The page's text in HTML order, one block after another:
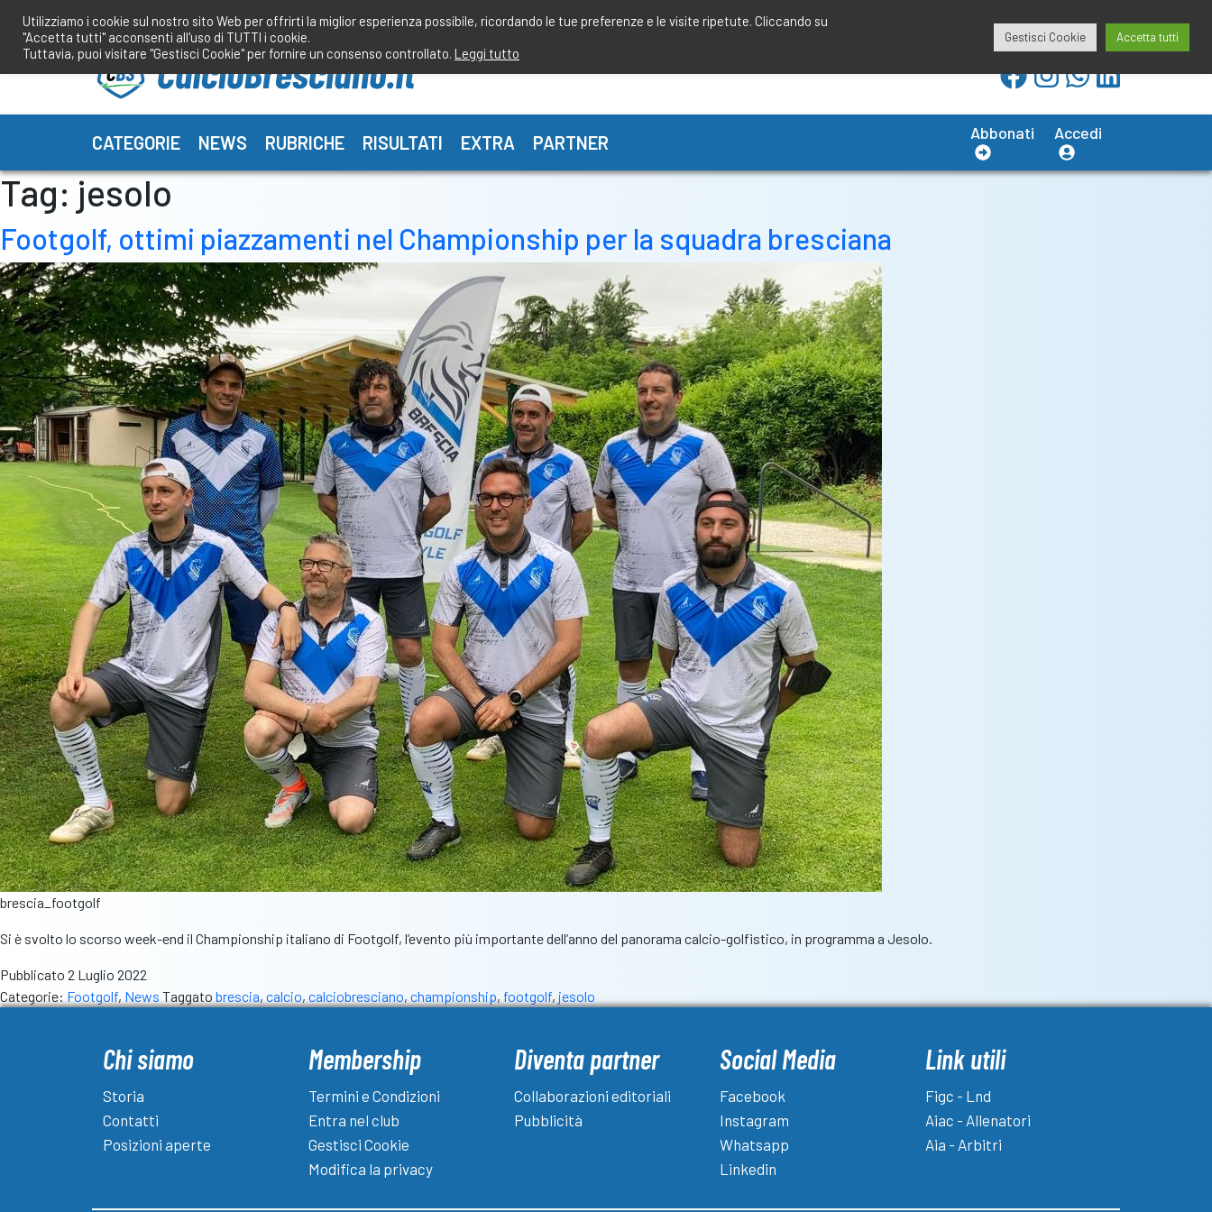
contenuto
redazione@calciobresciano.it
CATEGORIE NEWS RUBRICHE RISULTATI EXTRA PARTNER Abbonati Accedi
Tag: jesolo
Footgolf, ottimi piazzamenti nel Championship per la squadra bresciana
brescia_footgolf
Si è svolto lo scorso week-end il Championship italiano di Footgolf, l’evento più importante dell’anno del panorama calcio-golfistico, in programma a Jesolo.
Pubblicato 2 Luglio 2022
Categorie: Footgolf, News Taggato brescia, calcio, calciobresciano, championship, footgolf, jesolo
Chi siamo
Storia
Contatti
Posizioni aperte
Membership
Termini e Condizioni
Entra nel club
Gestisci Cookie
Modifica la privacy
Diventa partner
Collaborazioni editoriali
Pubblicità
Social Media
Facebook
Instagram
Whatsapp
Linkedin
Link utili
Figc - Lnd
Aiac - Allenatori
Aia - Arbitri
Utilizziamo i cookie sul nostro sito Web per offrirti la miglior esperienza possibile, ricordando le tue preferenze e le visite ripetute. Cliccando su
"Accetta tutti" acconsenti all'uso di TUTTI i cookie.
Tuttavia, puoi visitare "Gestisci Cookie" per fornire un consenso controllato. Leggi tutto
Gestisci Cookie Accetta tutti